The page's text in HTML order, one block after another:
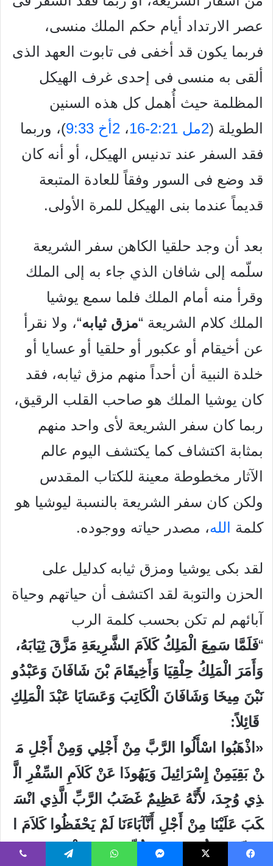
عصر الارتداد أيام حكم الملك منسى،
فربما يكون قد أخفى فى تابوت العهد الذى
ألقى به منسى فى إحدى غرف الهيكل
المظلمة حيث أُهمل كل هذه السنين
الطويلة (2مل 2:21-16 ، 2أخ 9:33
)، وربما
فقد السفر عند تدنيس الهيكل، أو أنه كان
قد وضع فى السور وفقاً للعادة المتبعة
قديماً عندما بنى الهيكل للمرة الأولى.
بعد أن وجد حلقيا الكاهن سفر الشريعة
سلّمه إلى شافان الذي جاء به إلى الملك
وقرأ منه أمام الملك فلما سمع يوشيا
الملك كلام الشريعة “مزق ثيابه“، ولا نقرأ
عن أخيقام أو عكبور أو حلقيا أو عسايا أو
خلدة النبية أن أحداً منهم مزق ثيابه، فقد
كان يوشيا الملك هو صاحب القلب الرقيق،
ربما كان سفر الشريعة لأى واحد منهم
بمثابة اكتشاف كما يكتشف اليوم عالم
الآثار مخطوطة معينة للكتاب المقدس
ولكن كان سفر الشريعة بالنسبة ليوشيا هو
كلمة
الله، مصدر حياته ووجوده.
لقد بكى يوشيا ومزق ثيابه كدليل على
الحزن والتوبة لقد اكتشف أن حياتهم وحياة
آبائهم لم تكن بحسب كلمة الرب
“فَلَمَّا سَمِعَ الْمَلِكُ كَلاَمَ الشَّرِيعَةِ مَزَّقَ ثِيَابَهُ،
وَأَمَرَ
الْمَلِكُ حِلْقِيَا وَأَخِيقَامَ بْنَ شَافَانَ وَعَبْدُو
نَبْنَ مِيخَا وَشَافَانَ الْكَاتِبَ وَعَسَايَا عَبْدَ الْمَلِكِ
قَائِلاً:
« اذْهَبُوا اسْأَلُوا الرَّبَّ مِنْ أَجْلِي وَمِنْ أَجْلِ مَ
نْ بَقِيَمِنْ إِسْرَائِيلَ وَيَهُوذَا عَنْ كَلاَمِ السِّفْرِ
الَّ
ذِي وُجِدَ، لأَنَّهُ عَظِيمٌ غَضَبُ الرَّبِّ الَّذِي انْسَ
كَبَ عَلَيْنَا مِنْ أَجْلِ أَنَّآبَاءَنَا لَمْ يَحْفَظُوا كَلاَمَ
لرَّبِّ
لِيَعْمَلُوا حَسَبَ مَا مَكْتُوبٌ ه